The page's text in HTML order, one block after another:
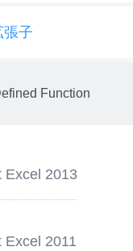
張子
Function
Excel 2013
Excel 2011